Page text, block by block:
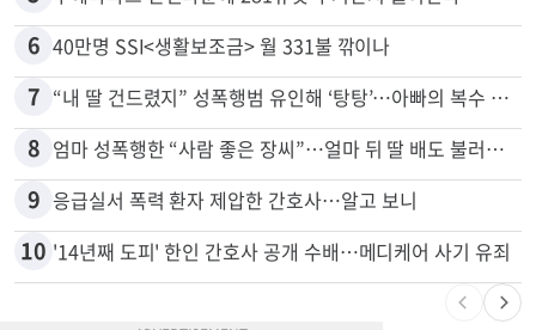
5 부에나파크 한인타운에 281유닛 주거단지 들어선다
6 40만명 SSI<생활보조금> 월 331불 깎이나
7 “내 딸 건드렸지” 성폭행범 유인해 ‘탕탕’…아빠의 복수 결말
8
9 응급실서 폭력 환자 제압한 간호사…알고 보니
'14년째 도피' 한인 간호사 공개 수배…메디케어 사기 유죄